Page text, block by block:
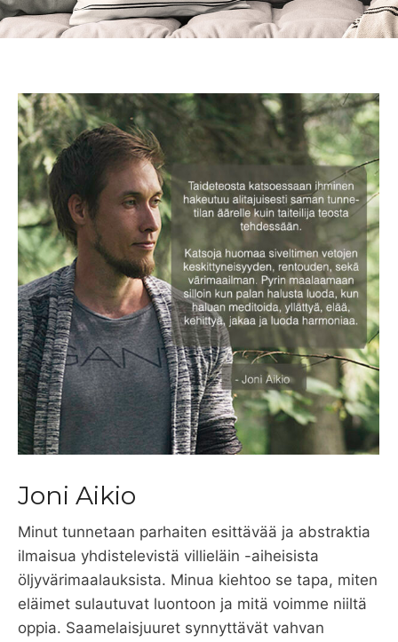
Joni Aikio
Minut tunnetaan parhaiten esittävää ja abstraktia
ilmaisua yhdistelevistä villieläin -aiheisista
öljyvärimaalauksista. Minua kiehtoo se tapa, miten
eläimet sulautuvat luontoon ja mitä voimme niiltä
oppia. Saamelaisjuuret synnyttävät vahvan